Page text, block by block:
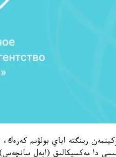
رينگتە اباي بولۋىم
دا مەكسيكالىق (ابەل